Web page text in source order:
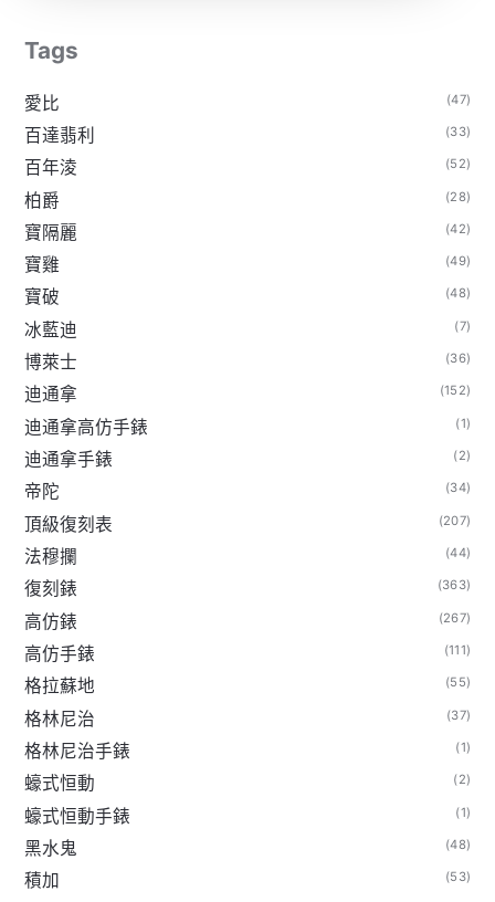
Tags
愛比 (47)
百達翡利 (33)
百年淩 (52)
柏爵 (28)
寶隔麗 (42)
寶雞 (49)
寶破 (48)
冰藍迪 (7)
博萊士 (36)
迪通拿 (152)
迪通拿高仿手錶 (1)
迪通拿手錶 (2)
帝陀 (34)
頂級復刻表 (207)
法穆攔 (44)
復刻錶 (363)
高仿錶 (267)
高仿手錶 (111)
格拉蘇地 (55)
格林尼治 (37)
格林尼治手錶 (1)
蠔式恒動 (2)
蠔式恒動手錶 (1)
黑水鬼 (48)
積加 (53)